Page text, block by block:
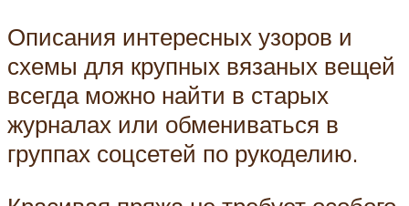
Описания интересных узоров и
схемы для крупных вязаных вещей
всегда можно найти в старых
журналах или обмениваться в
группах соцсетей по рукоделию.